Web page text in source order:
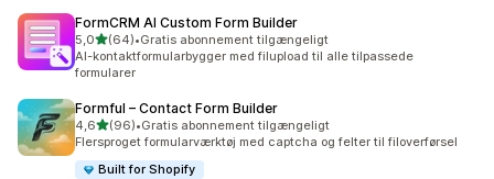
FormCRM AI Custom Form Builder
5,0ud af 5 stjerner
(64)
64 anmeldelser i alt
•Gratis abonnement tilgængeligt
AI-kontaktformularbygger med filupload til alle tilpassede
formularer
Formful – Contact Form Builder
4,6ud af 5 stjerner
(96)
96 anmeldelser i alt
•Gratis abonnement tilgængeligt
Flersproget formularværktøj med captcha og felter til filoverførsel
Built for Shopify